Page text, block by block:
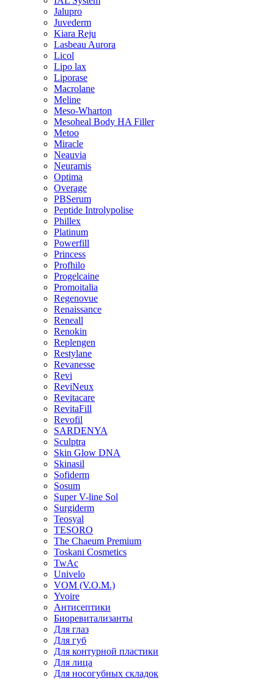
Jalupro
Juvederm
Kiara Reju
Lasbeau Aurora
Licol
Lipo lax
Liporase
Macrolane
Meline
Meso-Wharton
Mesoheal Body HA Filler
Metoo
Miracle
Neauvia
Neuramis
Optima
Overage
PBSerum
Peptide Introlypolise
Phillex
Platinum
Powerfill
Princess
Profhilo
Progelcaine
Promoitalia
Regenovue
Renaissance
Reneall
Renokin
Replengen
Restylane
Revanesse
Revi
ReviNeux
Revitacare
RevitaFill
Revofil
SARDENYA
Sculptra
Skin Glow DNA
Skinasil
Sofiderm
Sosum
Super V-line Sol
Surgiderm
Teosyal
TESORO
The Chaeum Premium
Toskani Cosmetics
TwAc
Univelo
VOM (V.O.M.)
Yvoire
Антисептики
Биоревитализанты
Для глаз
Для губ
Для контурной пластики
Для лица
Для носогубных складок